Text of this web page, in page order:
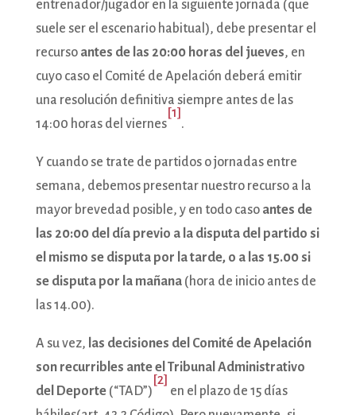
entrenador/jugador en la siguiente jornada (que
suele ser el escenario habitual), debe presentar el
recurso antes de las 20:00 horas del jueves, en
cuyo caso el Comité de Apelación deberá emitir
una resolución definitiva siempre antes de las
14:00 horas del viernes
[1]
.
Y cuando se trate de partidos o jornadas entre
semana, debemos presentar nuestro recurso a la
mayor brevedad posible, y en todo caso antes de
las 20:00 del día previo a la disputa del partido si
el mismo se disputa por la tarde, o a las 15.00 si
se disputa por la mañana(hora de inicio antes de
las 14.00).
A su vez, las decisiones del Comité de Apelación
son recurribles ante el Tribunal Administrativo
del Deporte(“TAD”)
[2]
en el plazo de 15 días